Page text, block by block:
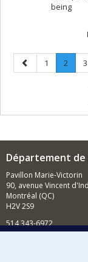
being
Page
précédente
Page
1 Page
2
Page
3
Département de
Pavillon Marie-Victorin
90, avenue Vincent
Montréal (QC)
H2V 2S9
514 343-6972